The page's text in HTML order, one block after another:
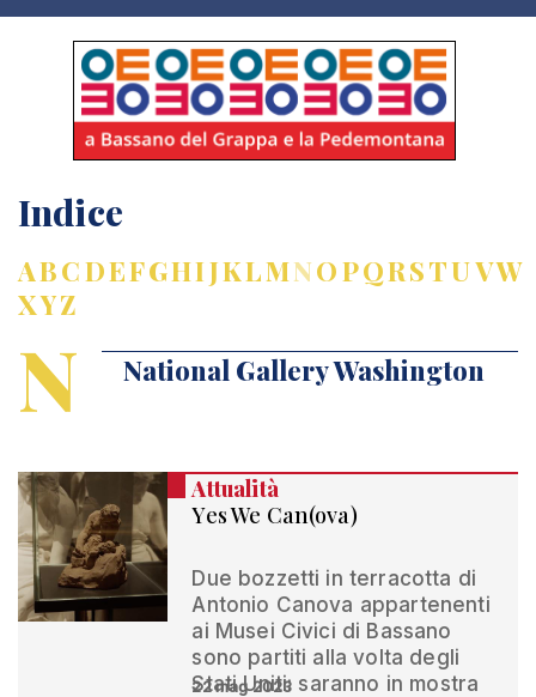
Indice
ABCDEFGHIJKLMNOPQRSTUVW
XYZ
N National Gallery Washington
Attualità
Yes We Can(ova)
Due bozzetti in terracotta di
Antonio Canova appartenenti
ai Musei Civici di Bassano
sono partiti alla volta degli
Stati Uniti: saranno in mostra
22 mag 2023